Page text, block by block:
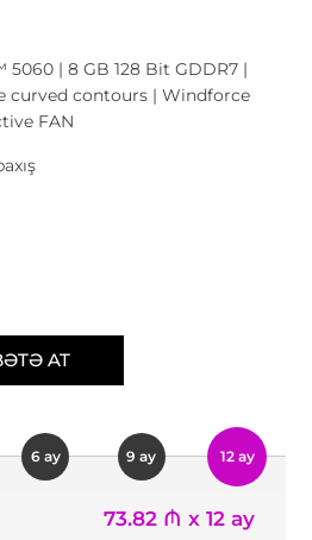
5060 | 8 GB 128 Bit GDDR7 |
curved contours | Windforce
FAN
AT
6 ay 9 ay 12 ay
73.82 ₼ x 12 ay